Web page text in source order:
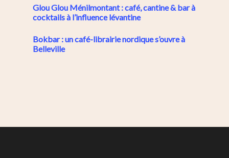
Glou Glou Ménilmontant : café, cantine & bar à
cocktails à l’influence lévantine
Bokbar : un café-librairie nordique s’ouvre à
Belleville